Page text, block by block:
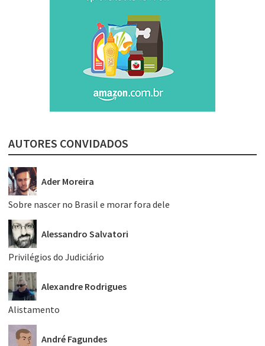
AUTORES CONVIDADOS
Ader Moreira
Sobre nascer no Brasil e morar fora dele
Alessandro Salvatori
Privilégios do Judiciário
Alexandre Rodrigues
Alistamento
André Fagundes